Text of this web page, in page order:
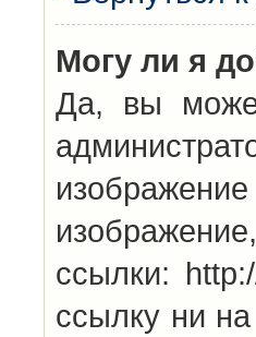
Могу ли я
Да, вы
ссылки:
ссылку ни